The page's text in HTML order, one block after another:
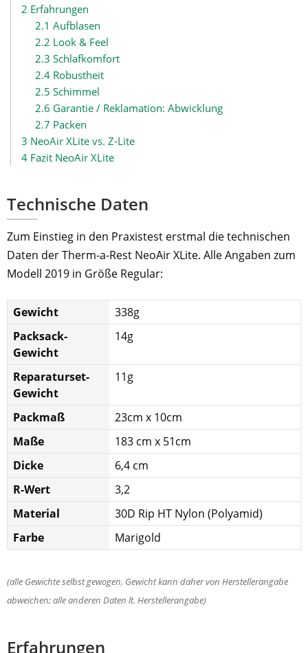
2 Erfahrungen
2.1 Aufblasen
2.2 Look & Feel
2.3 Schlafkomfort
2.4 Robustheit
2.5 Schimmel
2.6 Garantie / Reklamation: Abwicklung
2.7 Packen
3 NeoAir XLite vs. Z-Lite
4 Fazit NeoAir XLite
Technische Daten
Zum Einstieg in den Praxistest erstmal die technischen
Daten der Therm-a-Rest NeoAir XLite. Alle Angaben zum
Modell 2019 in Größe Regular:
Gewicht
338g
Packsack-
Gewicht
14g
Reparaturset-
Gewicht
11g
Packmaß
23cm x 10cm
Maße
183 cm x 51cm
Dicke
6,4 cm
R-Wert
3,2
Material
30D Rip HT Nylon (Polyamid)
Farbe
Marigold
(alle Gewichte selbst gewogen, Gewicht kann daher von Herstellerangabe
abweichen; alle anderen Daten lt. Herstellerangabe)
Erfahrungen